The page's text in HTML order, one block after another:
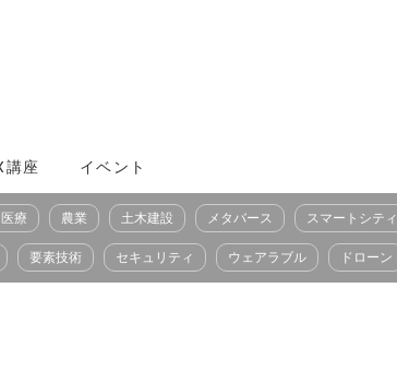
講座 イベント
療 農業 土木建設 メタバース スマートシティ
要素技術 セキュリティ ウェアラブル ドローン